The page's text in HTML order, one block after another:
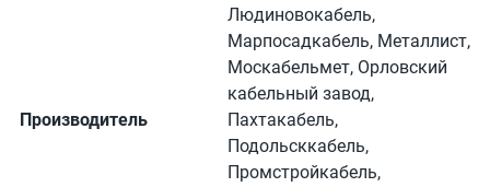
Производитель
Людиновокабель,
Марпосадкабель, Металлист,
Москабельмет, Орловский
кабельный завод,
Пахтакабель,
Подольсккабель,
Промстройкабель,